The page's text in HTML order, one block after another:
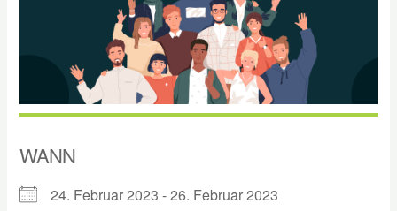
WANN
24. Februar 2023 - 26. Februar 2023